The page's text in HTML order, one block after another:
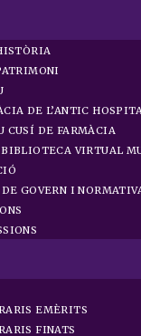
DE L’ANTIC
CUSÍ DE FARMÀCIA
BIBLIOTECA VIRTUAL
DE GOVERN I
EMÈRITS
FINATS